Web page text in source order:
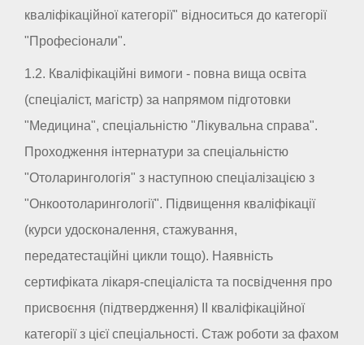
кваліфікаційної категорії" відноситься до категорії
"Професіонали".
1.2. Кваліфікаційні вимоги - повна вища освіта
(спеціаліст, магістр) за напрямом підготовки
"Медицина", спеціальністю "Лікувальна справа".
Проходження інтернатури за спеціальністю
"Отоларингологія" з наступною спеціалізацією з
"Онкоотоларингології". Підвищення кваліфікації
(курси удосконалення, стажування,
передатестаційні цикли тощо). Наявність
сертифіката лікаря-спеціаліста та посвідчення про
присвоєння (підтвердження) II кваліфікаційної
категорії з цієї спеціальності. Стаж роботи за фахом